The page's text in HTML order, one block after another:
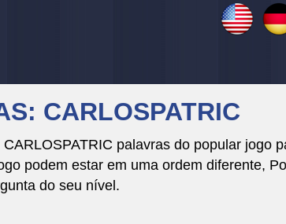
CARLOSPATRIC
palavras do popular jogo
podem estar em uma ordem diferente,
do seu nível.